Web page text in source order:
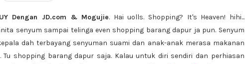
Dengan JD.com & Mogujie. Hai uolls. Shopping? It's Heaven! hihi...
senyum sampai telinga even shopping barang dapur ja pun. Senyum
dah terbayang senyuman suami dan anak-anak merasa makanan
Tu shopping barang dapur saja. Kalau untuk diri sendiri dan perhiasan